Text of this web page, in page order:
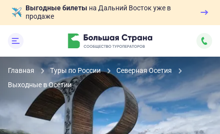
Выгодные билеты на Дальний Восток уже в
продаже
Главная Туры по России
Северная Осетия
Выходные в Осетии